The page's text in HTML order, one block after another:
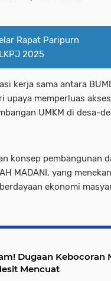
Rapat Paripurn
2025
kerja sama antara
upaya memperluas akses
UMKM di desa-
konsep pembangunan
MADANI, yang
ekonomi
Dugaan Kebocoran
Mencuat